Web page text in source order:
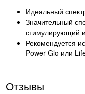
Идеальный
Значительный
стимулирующий
Рекомендуется
Power-Glo или
Отзывы